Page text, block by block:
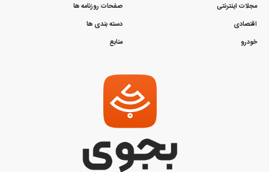
مجلات اینترنتی
اقتصادی
خودرو
صفحات روزنامه ها
دسته بندی ها
منابع